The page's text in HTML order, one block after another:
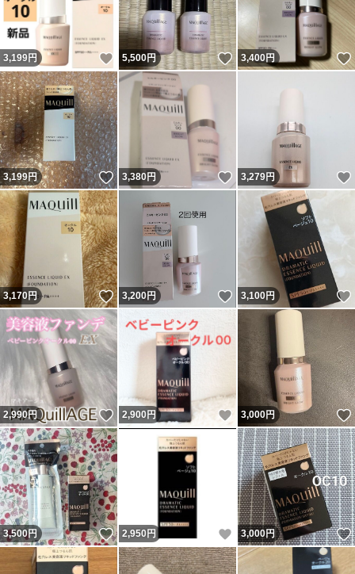
3,199円 いいね！
5,500円 いいね！
3,400円
3,199円 いいね！
3,380円 いいね！
3,279円
3,170円 いいね！
3,200円 いいね！
3,100円
2,990円 いいね！
2,900 円 いいね！
3,000円
3,500円 いいね！
2,950 円 いいね！
3,000円